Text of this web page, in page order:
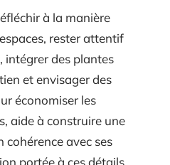
à la manière
rester attentif
intégrer des plantes
et envisager des
économiser les
aide à construire une
cohérence avec ses
portée à ces détails